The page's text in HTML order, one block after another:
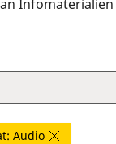
Infomaterialien
Audio